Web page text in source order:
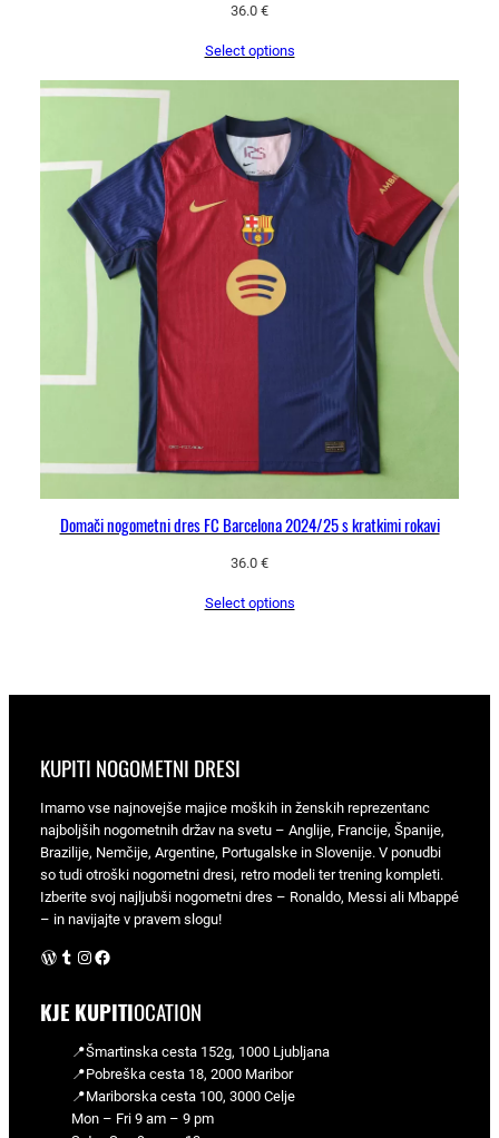
36.0 €
Select options
Domači nogometni dres FC Barcelona 2024/25 s kratkimi rokavi
36.0 €
Select options
KUPITI NOGOMETNI DRESI
Imamo vse najnovejše majice moških in ženskih reprezentanc
najboljših nogometnih držav na svetu – Anglije, Francije, Španije,
Brazilije, Nemčije, Argentine, Portugalske in Slovenije. V ponudbi
so tudi otroški nogometni dresi, retro modeli ter trening kompleti.
Izberite svoj najljubši nogometni dres – Ronaldo, Messi ali Mbappé
– in navijajte v pravem slogu!
WordPress Instagram Facebook
KJE KUPITIOCATION
📍Šmartinska cesta 152g, 1000 Ljubljana
📍Pobreška cesta 18, 2000 Maribor
📍Mariborska cesta 100, 3000 Celje
Mon – Fri 9 am – 9 pm